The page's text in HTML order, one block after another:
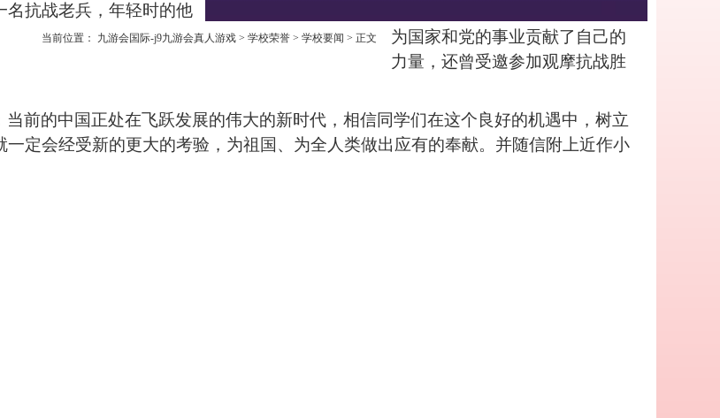
当前位置： 九游会国际-j9九游会真人游戏 > 学校荣誉 > 学校要闻 > 正文
名抗战老兵，年轻时的他
为国家和党的事业贡献了自己的
力量，还曾受邀参加观摩抗战胜
前的中国正处在飞跃发展的伟大的新时代，相信同学们在这个良好的机遇中，树立
定会经受新的更大的考验，为祖国、为全人类做出应有的奉献。并随信附上近作小